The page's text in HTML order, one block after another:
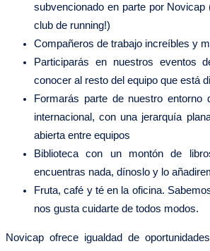
subvencionado en parte por Novicap
club de running!)
Compañeros de trabajo increíbles y
Participarás en nuestros eventos
conocer al resto del equipo que está
Formarás parte de nuestro entorno
internacional, con una jerarquía
abierta entre equipos
Biblioteca con un montón de
encuentras nada, dínoslo y lo
Fruta, café y té en la oficina.
nos gusta cuidarte de todos modos.
Novicap ofrece igualdad de